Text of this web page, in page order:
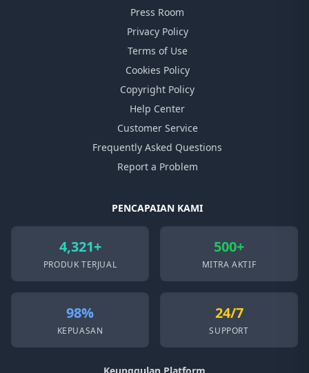
Press Room
Privacy Policy
Terms of Use
Cookies Policy
Copyright Policy
Help Center
Customer Service
Frequently Asked Questions
Report a Problem
PENCAPAIAN KAMI
4,321+
PRODUK TERJUAL
500+
MITRA AKTIF
98%
KEPUASAN
24/7
SUPPORT